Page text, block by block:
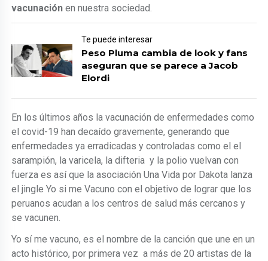
vacunación en nuestra sociedad.
Te puede interesar
Peso Pluma cambia de look y fans
aseguran que se parece a Jacob
Elordi
En los últimos años la vacunación de enfermedades como
el covid-19 han decaído gravemente, generando que
enfermedades ya erradicadas y controladas como el el
sarampión, la varicela, la difteria y la polio vuelvan con
fuerza es así que la asociación Una Vida por Dakota lanza
el jingle Yo si me Vacuno con el objetivo de lograr que los
peruanos acudan a los centros de salud más cercanos y
se vacunen.
Yo sí me vacuno, es el nombre de la canción que une en un
acto histórico, por primera vez a más de 20 artistas de la